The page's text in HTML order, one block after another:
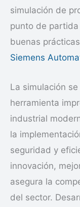
simulación de
punto de
buenas
Siemens
La simulación
herramienta
industrial
la
seguridad y
innovación,
asegura la
del sector.